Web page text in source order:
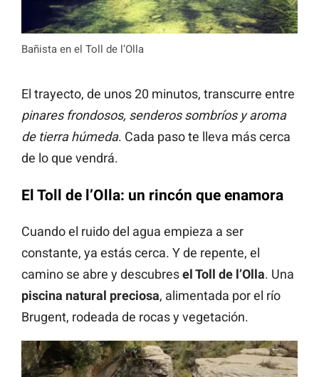
Bañista en el Toll de l’Olla
El trayecto, de unos 20 minutos, transcurre entre
pinares frondosos, senderos sombríos y aroma
de tierra húmeda. Cada paso te lleva más cerca
de lo que vendrá.
El Toll de l’Olla: un rincón que enamora
Cuando el ruido del agua empieza a ser
constante, ya estás cerca. Y de repente, el
camino se abre y descubresel Toll de l’Olla. Una
piscina natural preciosa, alimentada por el río
Brugent, rodeada de rocas y vegetación.